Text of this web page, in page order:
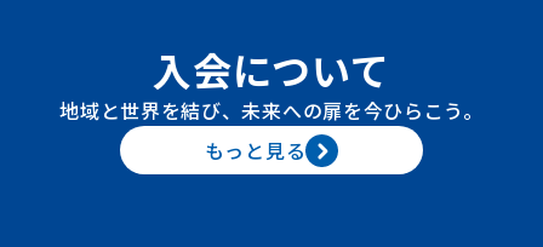
入会について
地域と世界を結び、未来への扉を今ひらこう。
もっと見る